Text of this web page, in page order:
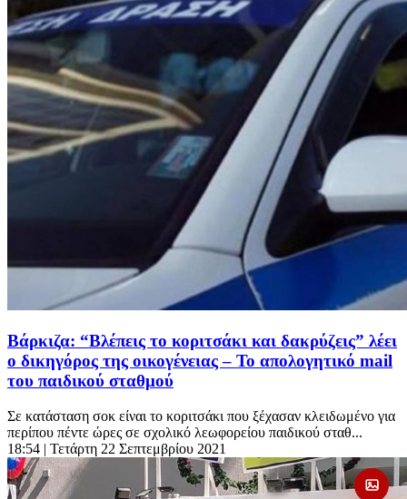
Βάρκιζα: “Βλέπεις το κοριτσάκι και δακρύζεις” λέει
ο δικηγόρος της οικογένειας – Το απολογητικό mail
του παιδικού σταθμού
Σε κατάσταση σοκ είναι το κοριτσάκι που ξέχασαν κλειδωμένο για
περίπου πέντε ώρες σε σχολικό λεωφορείου παιδικού σταθ...
18:54 | Τετάρτη 22 Σεπτεμβρίου 2021